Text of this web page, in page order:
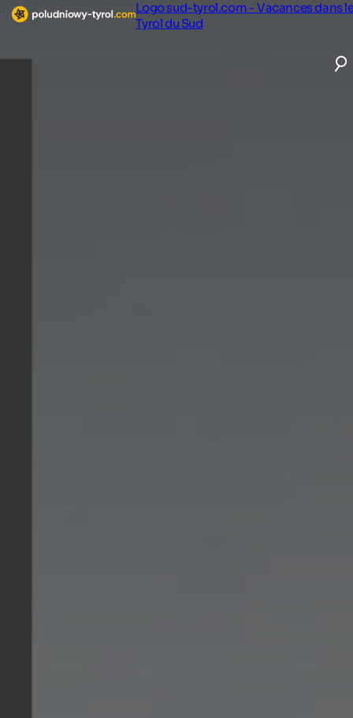
Logo sud-tyrol.com - Vacances dans
Tyrol du Sud